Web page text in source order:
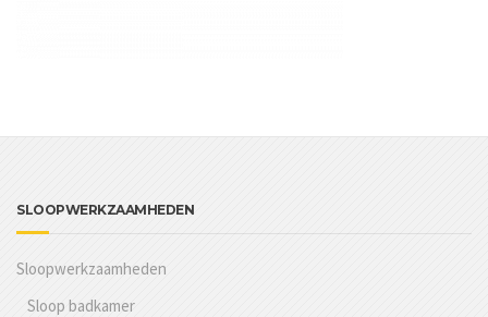
SLOOPWERKZAAMHEDEN
Sloopwerkzaamheden
Sloop badkamer